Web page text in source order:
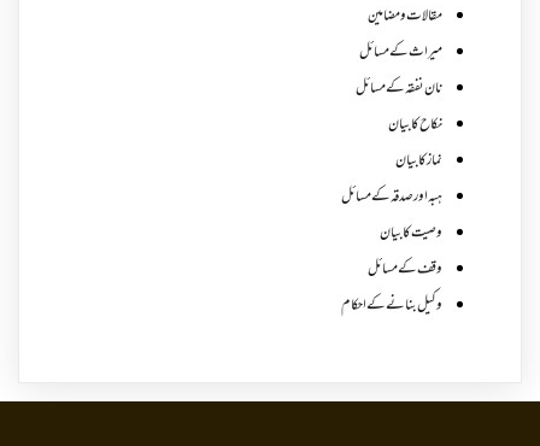
مقالات ومضامین
میراث کے مسائل
نان نفقہ کے مسائل
نکاح کا بیان
نماز کا بیان
ہبہ اور صدقہ کے مسائل
وصیت کا بیان
وقف کے مسائل
وکیل بنانے کے احکام